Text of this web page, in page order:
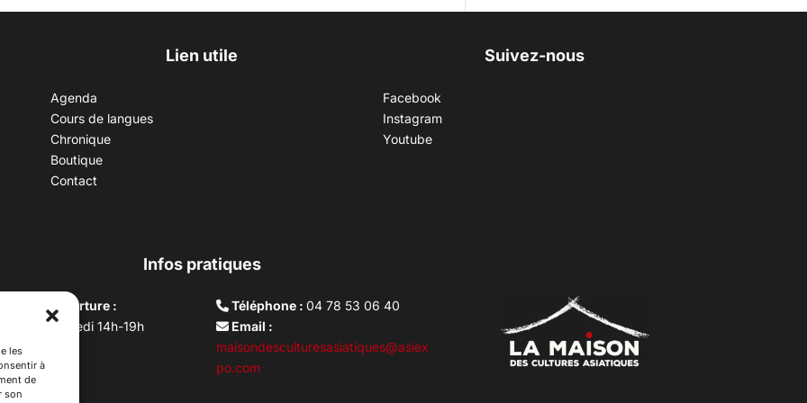
les
à
de
son
Lien utile
Agenda
Cours de langues
Chronique
Boutique
Contact
Suivez-nous
Facebook
Instagram
Youtube
Infos pratiques
d’ouverture :
au vendredi 14h-19h
10h –17h
lundi
Téléphone :04 78 53 06 40
Email :
maisondesculturesasiatiques@asiex
po.com